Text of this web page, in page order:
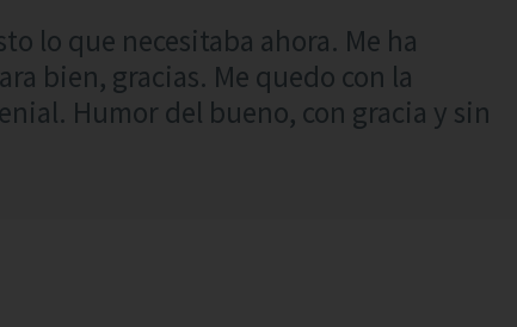
lo que necesitaba ahora. Me ha
bien, gracias. Me quedo con la
Humor del bueno, con gracia y sin